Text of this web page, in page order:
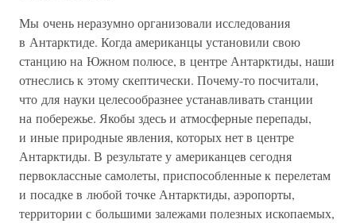
Мы очень неразумно организовали исследования
в Антарктиде. Когда американцы установили свою
станцию на Южном полюсе, в центре Антарктиды, наши
отнеслись к этому скептически. Почему-то посчитали,
что для науки целесообразнее устанавливать станции
на побережье. Якобы здесь и атмосферные перепады,
и иные природные явления, которых нет в центре
Антарктиды. В результате у американцев сегодня
первоклассные самолеты, приспособленные к перелетам
и посадке в любой точке Антарктиды, аэропорты,
территории с большими залежами полезных ископаемых,